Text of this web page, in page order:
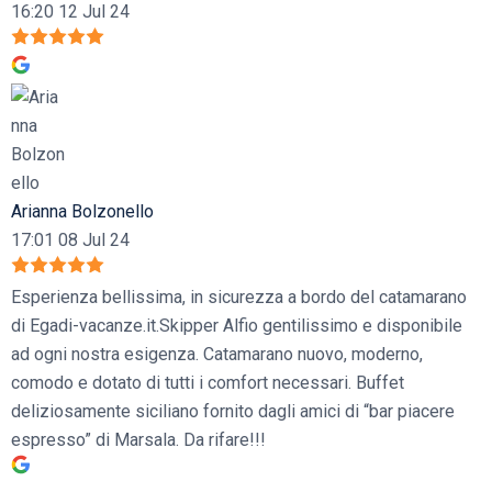
16:20 12 Jul 24
Arianna Bolzonello
17:01 08 Jul 24
Esperienza bellissima, in sicurezza a bordo del catamarano
di Egadi-vacanze.it.Skipper Alfio gentilissimo e disponibile
ad ogni nostra esigenza. Catamarano nuovo, moderno,
comodo e dotato di tutti i comfort necessari. Buffet
deliziosamente siciliano fornito dagli amici di “bar piacere
espresso” di Marsala. Da rifare!!!